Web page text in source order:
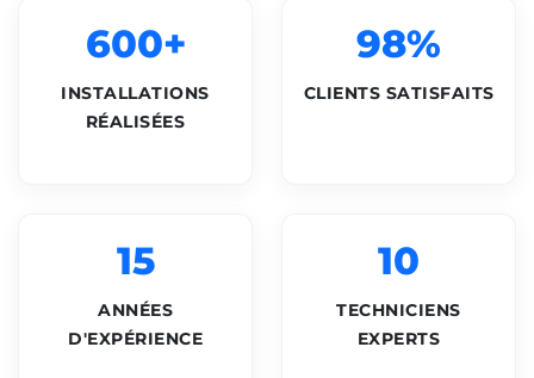
600+
INSTALLATIONS
RÉALISÉES
98%
CLIENTS SATISFAITS
15
ANNÉES
D'EXPÉRIENCE
10
TECHNICIENS
EXPERTS